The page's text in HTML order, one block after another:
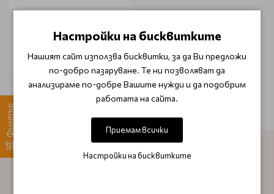
Филтър
€ 17.38 (34.00 лв.)
Уведоми ме
Настройки на бисквитките
Нашият сайт използва бисквитки, за да Ви предложи
по-добро пазаруване. Те ни позволяват да
анализираме по-добре Вашите нужди и да подобрим
работата на сайта.
Приемам всички
Настройки на бисквитките